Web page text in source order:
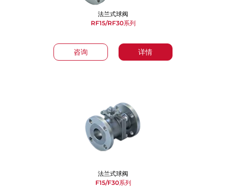
咨询 详情
法兰式球阀
RF15/RF30系列
法兰式球阀
F15/F30系列